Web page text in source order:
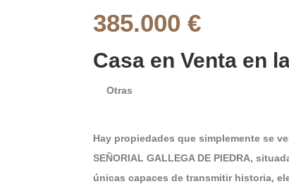
385.000 €
Casa en Venta en
Otras
Hay propiedades que simplemente se
SEÑORIAL GALLEGA DE PIEDRA,
únicas capaces de transmitir historia,